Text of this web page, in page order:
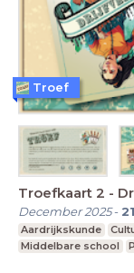
Troefkaart 2 -
December 2025- 21
Aardrijkskunde
Middelbare school
Troef